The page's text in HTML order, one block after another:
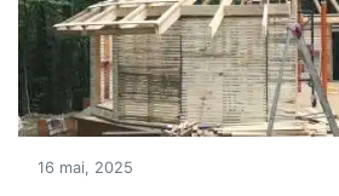
16 mai, 2025